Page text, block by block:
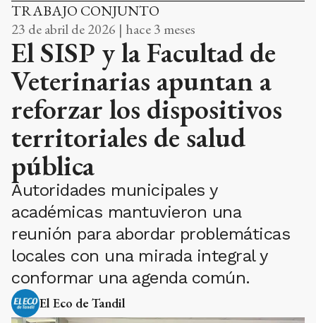
TRABAJO CONJUNTO
23 de abril de 2026 | hace 3 meses
El SISP y la Facultad de
Veterinarias apuntan a
reforzar los dispositivos
territoriales de salud
pública
Autoridades municipales y
académicas mantuvieron una
reunión para abordar problemáticas
locales con una mirada integral y
conformar una agenda común.
El Eco de Tandil